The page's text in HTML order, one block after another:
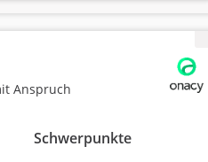
für Unternehmen bei der
Anspruch
Schwerpunkte